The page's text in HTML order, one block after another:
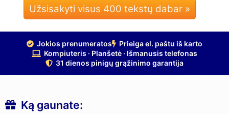
Užsisakyti visus 400 tekstų dabar »
Jokios prenumeratos
Prieiga el. paštu iš karto
Kompiuteris · Planšetė · Išmanusis telefonas
31 dienos pinigų grąžinimo garantija
Ką gaunate: